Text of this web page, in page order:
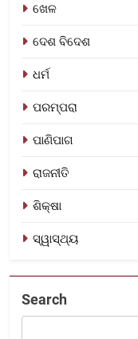
ଖେଳ
ଦେଶ ବିଦେଶ
ଧର୍ମ
ପରମ୍ପରା
ପାଣିପାଗ
ରାଜନୀତି
ଶିକ୍ଷା
ସ୍ୱାସ୍ଥ୍ୟ
Search